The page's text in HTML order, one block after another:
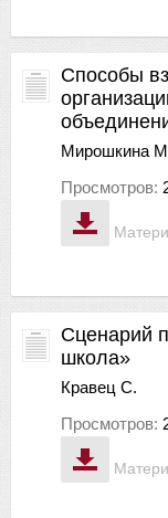
Способы
Мирошкина
Просмотров:
Сценарий
школа»
Кравец С.
Просмотров: